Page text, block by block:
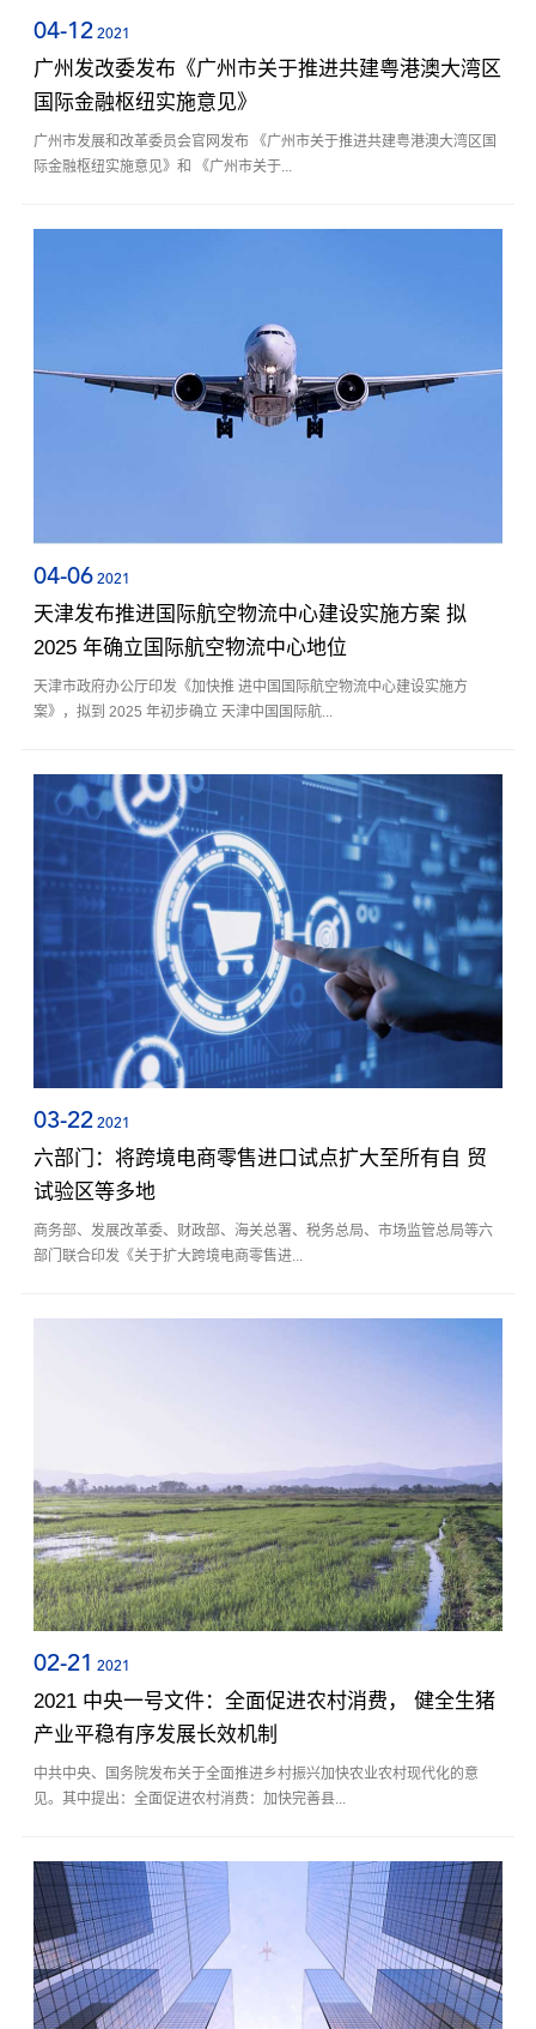
04-12 2021
广州发改委发布《广州市关于推进共建粤港澳大湾区
国际金融枢纽实施意见》
广州市发展和改革委员会官网发布 《广州市关于推进共建粤港澳大湾区国
际金融枢纽实施意见》和 《广州市关于...
04-06 2021
天津发布推进国际航空物流中心建设实施方案 拟
2025 年确立国际航空物流中心地位
天津市政府办公厅印发《加快推 进中国国际航空物流中心建设实施方
案》，拟到 2025 年初步确立 天津中国国际航...
03-22 2021
六部门：将跨境电商零售进口试点扩大至所有自 贸
试验区等多地
商务部、发展改革委、财政部、海关总署、税务总局、市场监管总局等六
部门联合印发《关于扩大跨境电商零售进...
02-21 2021
2021 中央一号文件：全面促进农村消费， 健全生猪
产业平稳有序发展长效机制
中共中央、国务院发布关于全面推进乡村振兴加快农业农村现代化的意
见。其中提出：全面促进农村消费：加快完善县...